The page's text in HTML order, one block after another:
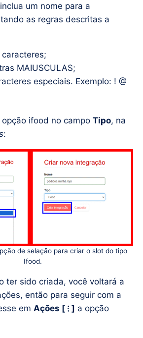
um nome para a
as regras descritas a
MAIUSCULAS;
especiais. Exemplo: ! @
ifood no campo Tipo, na
:
de selação para criar o slot do tipo
Ifood.
ter sido criada, você voltará a
então para seguir com a
em Ações [ ⁝ ] a opção